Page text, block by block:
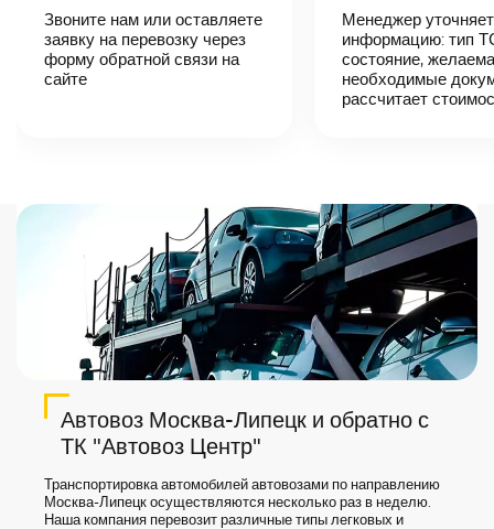
вами,
согласует
детали
автоперевозки,
назовет
Звоните нам или оставляете
заявку на перевозку через
форму обратной связи на
сайте
Менеджер уточняет
информацию: тип
состояние,
необходимые
рассчитает
Автовоз Москва-Липецк и обратно с
ТК "Автовоз Центр"
Транспортировка автомобилей автовозами по направлению
Москва-Липецк осуществляются несколько раз в неделю.
Наша компания перевозит различные типы легковых и